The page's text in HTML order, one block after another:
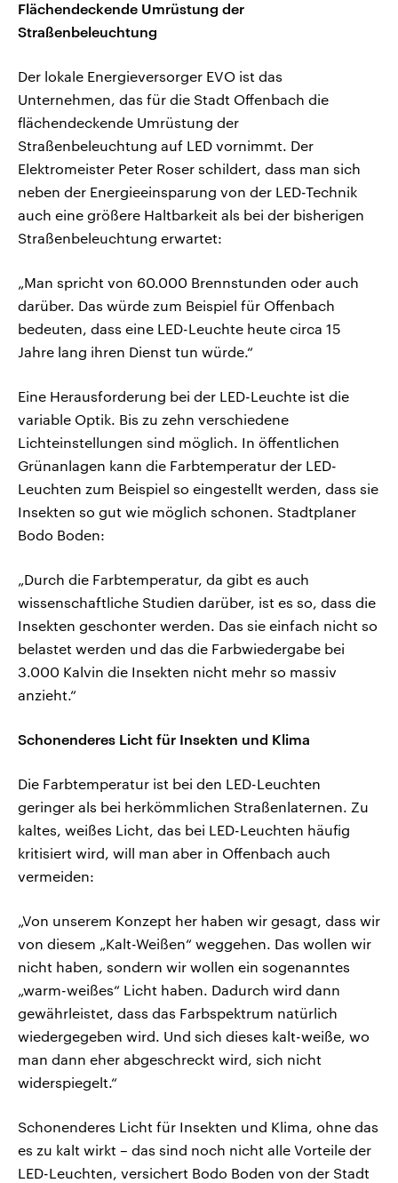
Flächendeckende Umrüstung der
Straßenbeleuchtung
Der lokale Energieversorger EVO ist das
Unternehmen, das für die Stadt Offenbach die
flächendeckende Umrüstung der
Straßenbeleuchtung auf LED vornimmt. Der
Elektromeister Peter Roser schildert, dass man sich
neben der Energieeinsparung von der LED-Technik
auch eine größere Haltbarkeit als bei der bisherigen
Straßenbeleuchtung erwartet:
„Man spricht von 60.000 Brennstunden oder auch
darüber. Das würde zum Beispiel für Offenbach
bedeuten, dass eine LED-Leuchte heute circa 15
Jahre lang ihren Dienst tun würde.“
Eine Herausforderung bei der LED-Leuchte ist die
variable Optik. Bis zu zehn verschiedene
Lichteinstellungen sind möglich. In öffentlichen
Grünanlagen kann die Farbtemperatur der LED-
Leuchten zum Beispiel so eingestellt werden, dass sie
Insekten so gut wie möglich schonen. Stadtplaner
Bodo Boden:
„Durch die Farbtemperatur, da gibt es auch
wissenschaftliche Studien darüber, ist es so, dass die
Insekten geschonter werden. Das sie einfach nicht so
belastet werden und das die Farbwiedergabe bei
3.000 Kalvin die Insekten nicht mehr so massiv
anzieht.“
Schonenderes Licht für Insekten und Klima
Die Farbtemperatur ist bei den LED-Leuchten
geringer als bei herkömmlichen Straßenlaternen. Zu
kaltes, weißes Licht, das bei LED-Leuchten häufig
kritisiert wird, will man aber in Offenbach auch
vermeiden:
„Von unserem Konzept her haben wir gesagt, dass wir
von diesem „Kalt-Weißen“ weggehen. Das wollen wir
nicht haben, sondern wir wollen ein sogenanntes
„warm-weißes“ Licht haben. Dadurch wird dann
gewährleistet, dass das Farbspektrum natürlich
wiedergegeben wird. Und sich dieses kalt-weiße, wo
man dann eher abgeschreckt wird, sich nicht
widerspiegelt.“
Schonenderes Licht für Insekten und Klima, ohne das
es zu kalt wirkt – das sind noch nicht alle Vorteile der
LED-Leuchten, versichert Bodo Boden von der Stadt